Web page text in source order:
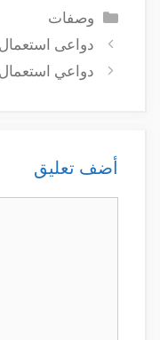
التصنيفات
وصفات
دواعى
دواعي
أضف تعليق